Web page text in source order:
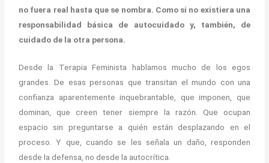
no fuera real hasta que se nombra. Como si no existiera una
responsabilidad básica de autocuidado y, también, de
cuidado de la otra persona.
Desde la Terapia Feminista hablamos mucho de los egos
grandes. De esas personas que transitan el mundo con una
confianza aparentemente inquebrantable, que imponen, que
dominan, que creen tener siempre la razón. Que ocupan
espacio sin preguntarse a quién están desplazando en el
proceso. Y que, cuando se les señala un daño, responden
desde la defensa, no desde la autocrítica.